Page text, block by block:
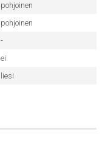
pohjoinen
pohjoinen
-
ei
liesi